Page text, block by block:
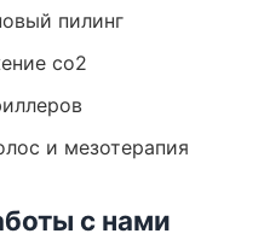
пилинг
co2
и мезотерапия
с нами